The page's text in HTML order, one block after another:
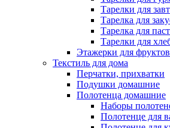
Тарелки для
Тарелка для
Тарелка для
Тарелки для
Этажерки для
Текстиль для дома
Перчатки, прихватки
Подушки домашние
Полотенца домашние
Наборы
Полотенце для